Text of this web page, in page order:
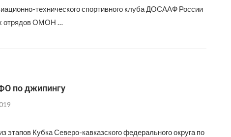
технического спортивного клуба ДОСААФ России
отрядов ОМОН …
по джипингу
этапов Кубка Северо-кавказского федерального округа по